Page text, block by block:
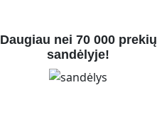
Daugiau nei 70 000 prekių
sandėlyje!